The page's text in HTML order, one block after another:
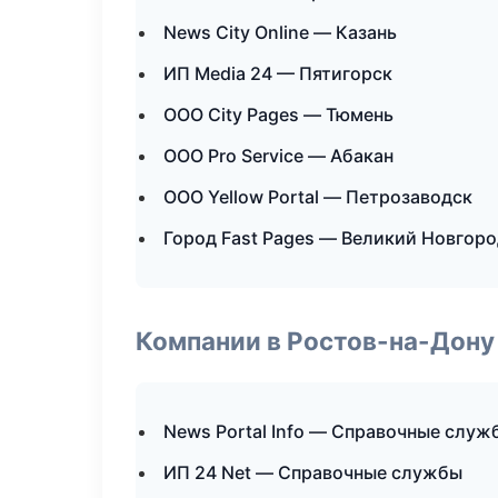
News City Online — Казань
ИП Media 24 — Пятигорск
ООО City Pages — Тюмень
ООО Pro Service — Абакан
ООО Yellow Portal — Петрозаводск
Город Fast Pages — Великий
Компании в Ростов-на-Дону
News Portal Info — Справочные
ИП 24 Net — Справочные службы